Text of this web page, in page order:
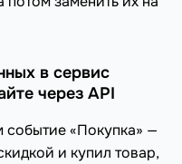
в сервис
через API
«Покупка» —
и купил товар,